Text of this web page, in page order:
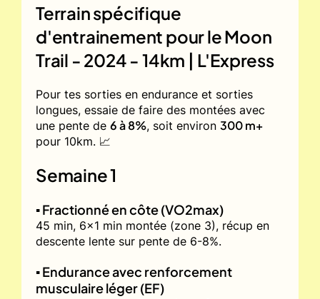
Terrain spécifique
d'entrainement pour leMoon
Trail - 2024 - 14km | L'Express
Pour tes sorties en endurance et sorties
longues, essaie de faire des montées avec
une pente de 6 à 8%, soit environ 300 m+
pour 10km. 📈
Semaine 1
▪️ Fractionné en côte (VO2max)
45 min, 6x1 min montée (zone 3), récup en
descente lente sur pente de 6-8%.
▪️ Endurance avec renforcement
musculaire léger (EF)